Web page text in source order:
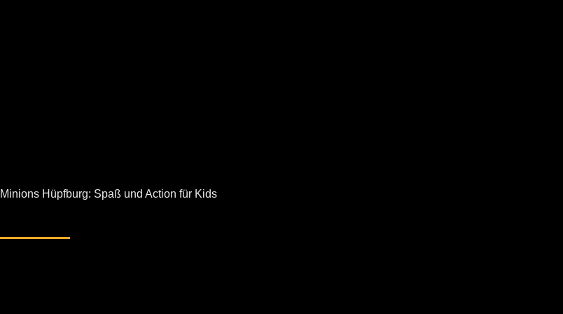
Minions Hüpfburg: Spaß und Action für Kids